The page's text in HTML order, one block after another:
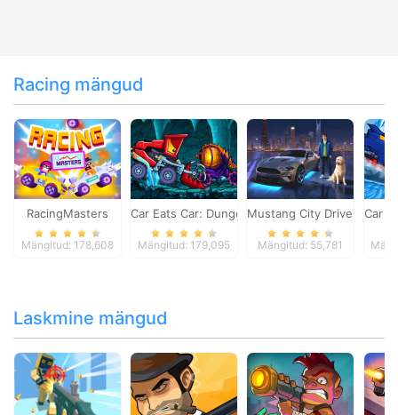
Racing mängud
RacingMasters
Mängitud: 178,608
Car Eats Car: Dungeon Adventure
Mängitud: 179,095
Mustang City Driver
Mängitud: 55,781
Car
Laskmine mängud